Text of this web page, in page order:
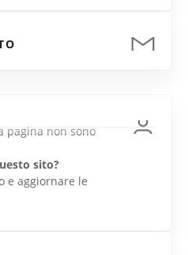
pagina non sono
sito?
e aggiornare le